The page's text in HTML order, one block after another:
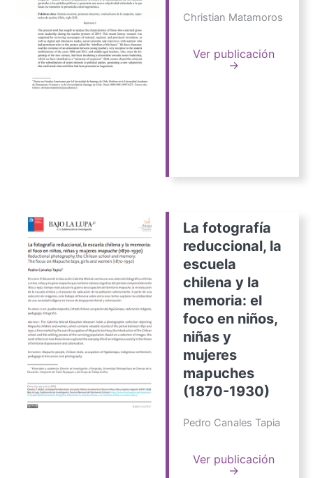
Christian Matamoros
Ver publicación
→
La fotografía
reduccional, la
escuela
chilena y la
memoria: el
foco en niños,
niñas y
mujeres
mapuches
(1870-1930)
Pedro Canales Tapia
Ver publicación
→